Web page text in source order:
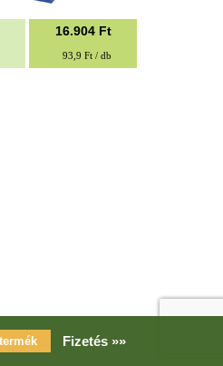
Fizetés »»
16.904Ft
93,9 Ft / db